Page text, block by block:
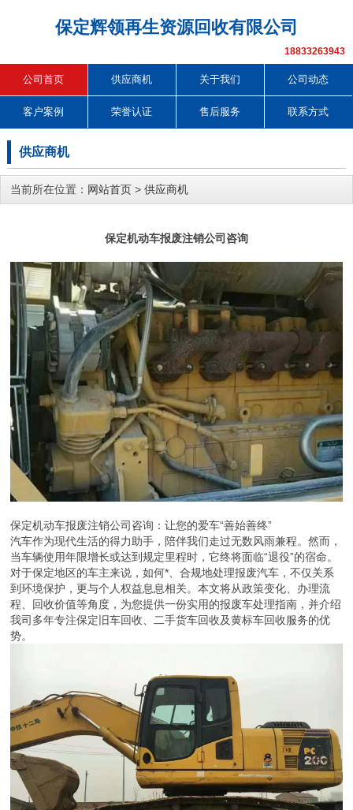
保定辉领再生资源回收有限公司
18833263943
公司首页 供应商机 关于我们 公司动态
客户案例 荣誉认证 售后服务 联系方式
供应商机
当前所在位置： 网站首页 > 供应商机
保定机动车报废注销公司咨询
保定机动车报废注销公司咨询：让您的爱车“善始善终”
汽车作为现代生活的得力助手，陪伴我们走过无数风雨兼程。然而，
当车辆使用年限增长或达到规定里程时，它终将面临“退役”的宿命。
对于保定地区的车主来说，如何*、合规地处理报废汽车，不仅关系
到环境保护，更与个人权益息息相关。本文将从政策变化、办理流
程、回收价值等角度，为您提供一份实用的报废车处理指南，并介绍
我司多年专注保定旧车回收、二手货车回收及黄标车回收服务的优
势。